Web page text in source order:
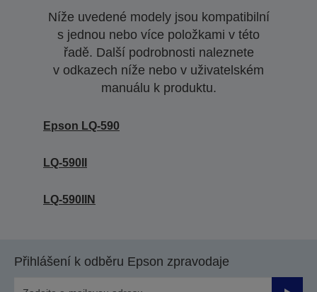
Níže uvedené modely jsou kompatibilní
s jednou nebo více položkami v této
řadě. Další podrobnosti naleznete
v odkazech níže nebo v uživatelském
manuálu k produktu.
Epson LQ-590
LQ-590II
LQ-590IIN
Přihlášení k odběru Epson zpravodaje